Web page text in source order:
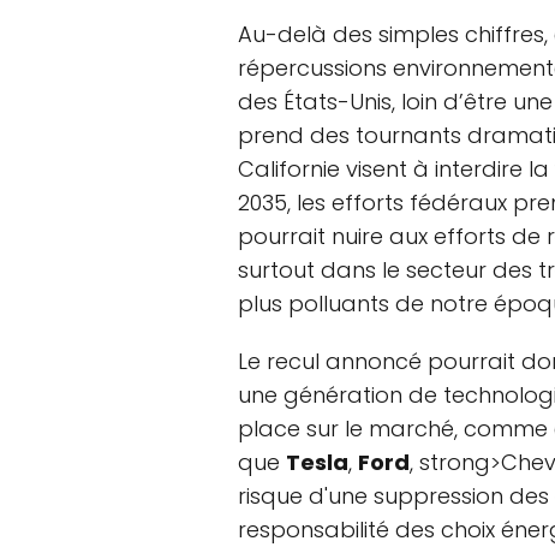
Au-delà des simples
répercussions
des États-Unis, loin d’être
prend des tournants
Californie visent à interdire
2035, les efforts fédéraux
pourrait nuire aux efforts de
surtout dans le secteur des
plus polluants de notre
Le recul annoncé pourrait
une génération de
place sur le marché,
que Tesla, Ford,
risque d'une suppression
responsabilité des choix